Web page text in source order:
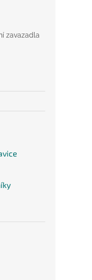
zavazadla